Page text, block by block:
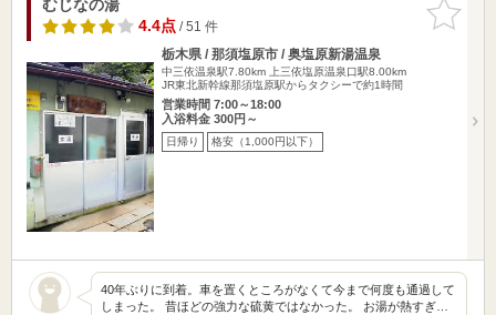
お気に入
りに追加
むじなの湯
4.4点/ 51 件
栃木県 / 那須塩原市 / 奥塩原新湯温泉
中三依温泉駅7.80km
上三依塩原温泉口駅8.00km
JR東北新幹線那須塩原駅からタクシーで約1時間
営業時間 7:00～18:00
入浴料金 300円～
日帰り 格安（1,000円以下）
40年ぶりに到着。車を置くところがなくて今まで何度も通過して
しまった。 昔ほどの強力な硫黄ではなかった。 お湯が熱すぎ…